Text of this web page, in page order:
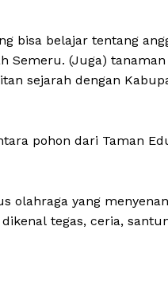
bisa belajar tentang
Semeru. (Juga) tanaman
sejarah dengan
pohon dari Taman
olahraga yang
tegas, ceria,